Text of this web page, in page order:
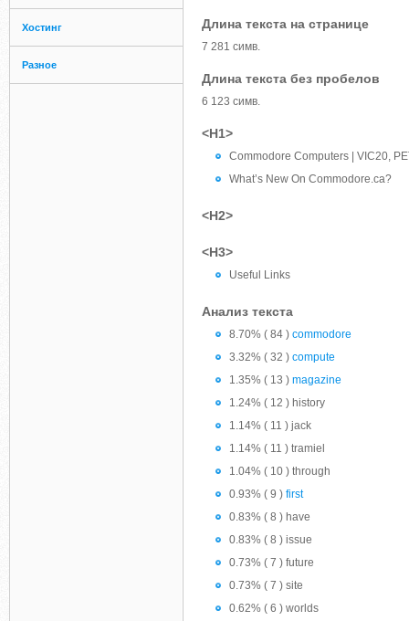
Хостинг
Разное
Длина текста на странице
7 281 симв.
Длина текста без пробелов
6 123 симв.
<H1>
Commodore Computers | VIC20,
What’s New On Commodore.ca?
<H2>
<H3>
Useful Links
Анализ текста
8.70% ( 84 ) commodore
3.32% ( 32 ) compute
1.35% ( 13 ) magazine
1.24% ( 12 ) history
1.14% ( 11 ) jack
1.14% ( 11 ) tramiel
1.04% ( 10 ) through
0.93% ( 9 ) first
0.83% ( 8 ) have
0.83% ( 8 ) issue
0.73% ( 7 ) future
0.73% ( 7 ) site
0.62% ( 6 ) worlds